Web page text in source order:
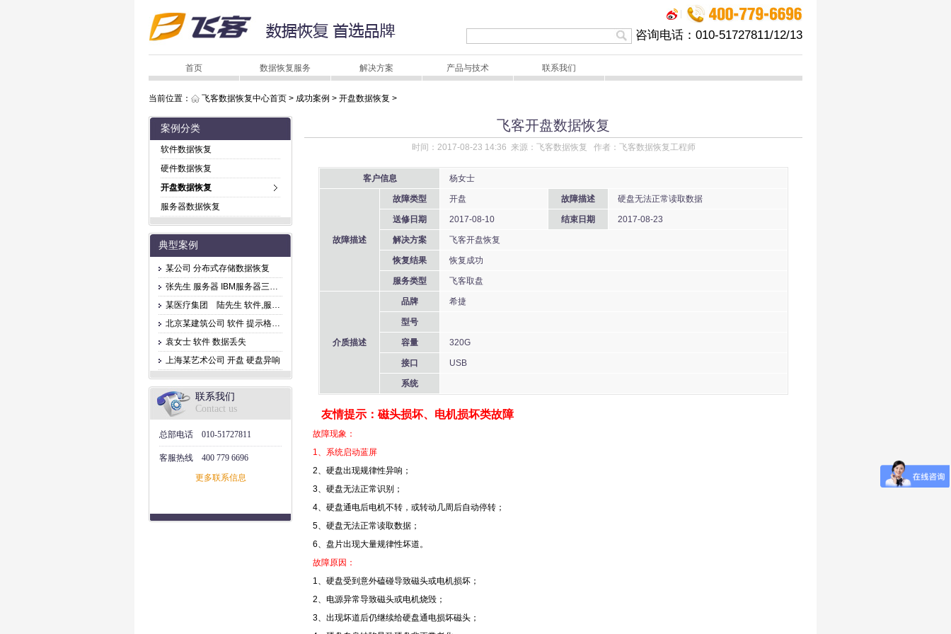
|
咨询电话：010-51727811/12/13
首页 数据恢复服务 解决方案 产品与技术 联系我们
当前位置： 飞客数据恢复中心首页 > 成功案例 > 开盘数据恢复 >
案例分类
软件数据恢复
硬件数据恢复
开盘数据恢复
服务器数据恢复
典型案例
某公司 分布式存储数据恢复
张先生 服务器 IBM服务器三块盘坏，无法访问
某医疗集团 陆先生 软件,服务器 文件删除
北京某建筑公司 软件 提示格式化
袁女士 软件 数据丢失
上海某艺术公司 开盘 硬盘异响
联系我们
Contact us
总部电话 010-51727811
客服热线
400 779 6696
更多联系信息
飞客开盘数据恢复
时间：2017-08-23 14:36 来源：飞客数据恢复 作者：飞客数据恢复工程师
客户信息 杨女士
故障描述
故障类型 开盘 故障描述 硬盘无法正常读取数据
送修日期 2017-08-10 结束日期 2017-08-23
解决方案 飞客开盘恢复
恢复结果 恢复成功
服务类型 飞客取盘
介质描述
品牌 希捷
型号
容量 320G
接口 USB
系统
友情提示：磁头损坏、电机损坏类故障
故障现象：
1、系统启动蓝屏
2、硬盘出现规律性异响；
3、硬盘无法正常识别；
4、硬盘通电后电机不转，或转动几周后自动停转；
5、硬盘无法正常读取数据；
6、盘片出现大量规律性坏道。
故障原因：
1、硬盘受到意外磕碰导致磁头或电机损坏；
2、电源异常导致磁头或电机烧毁；
3、出现坏道后仍继续给硬盘通电损坏磁头；